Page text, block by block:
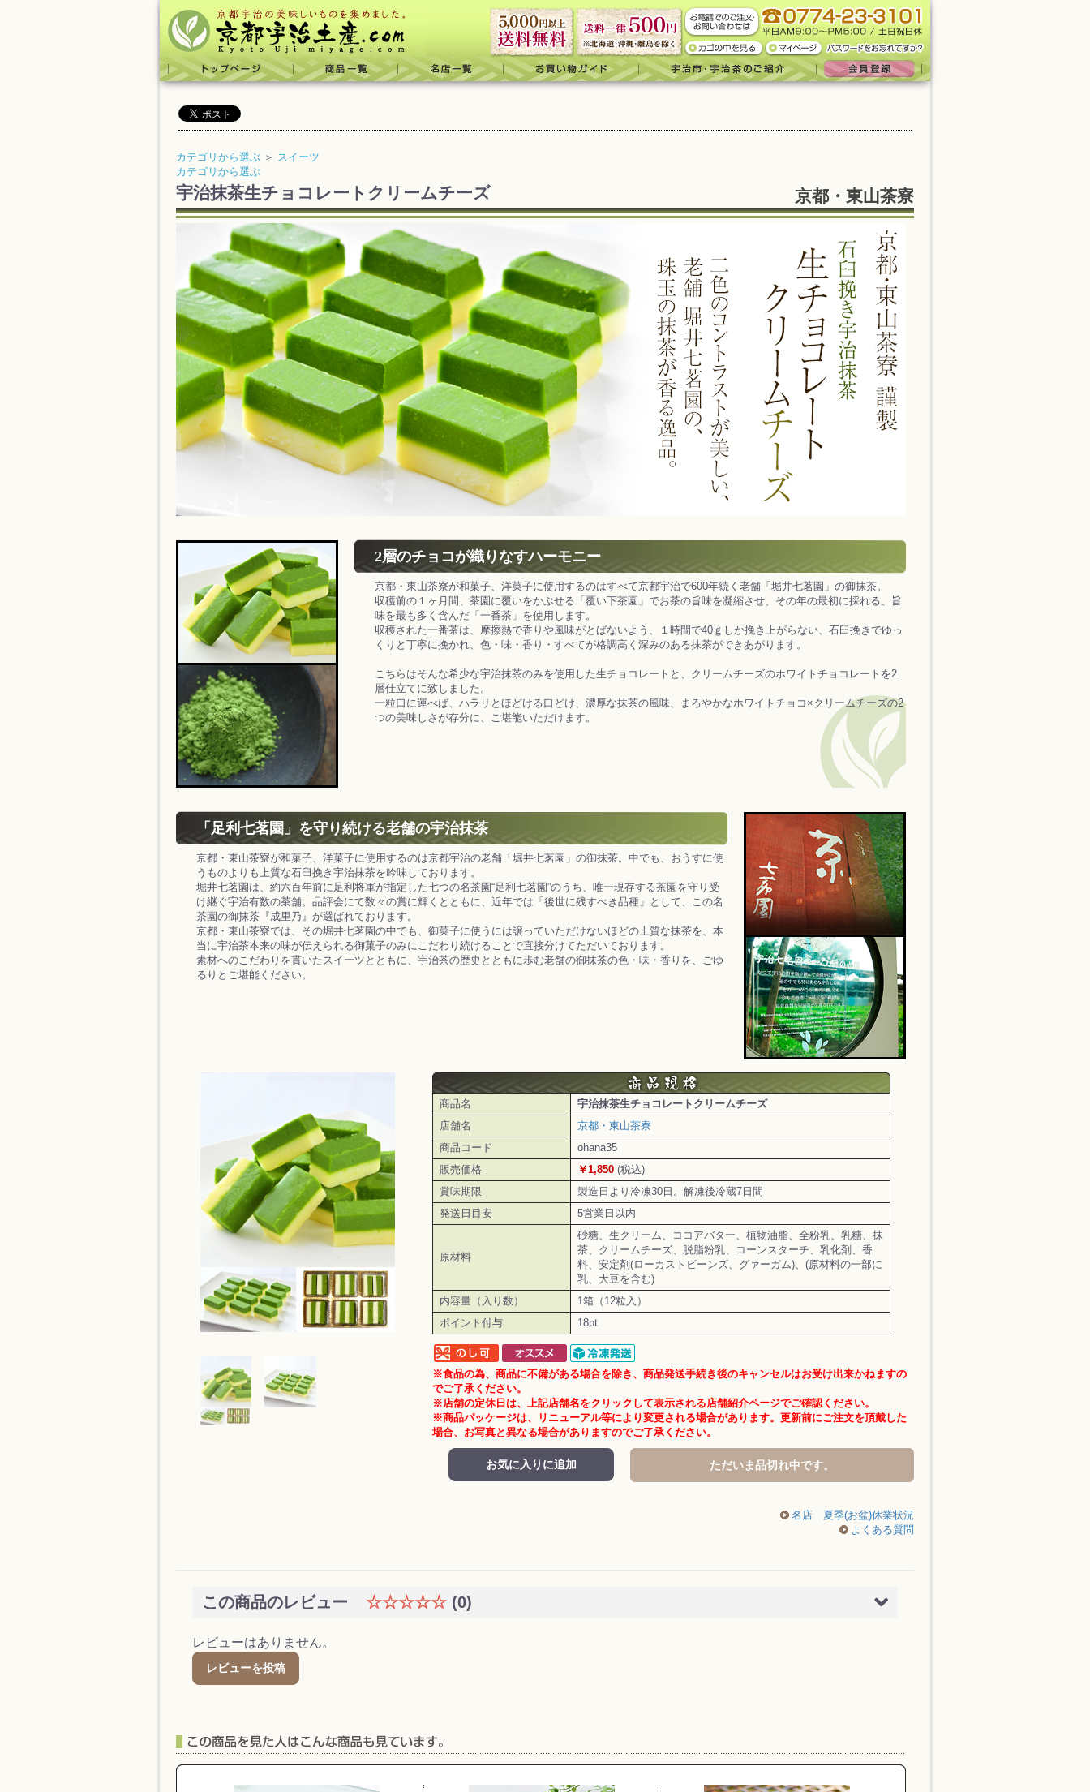
カテゴリから選ぶ ＞ スイーツ
カテゴリから選ぶ
宇治抹茶生チョコレートクリームチーズ 京都・東山茶寮
2層のチョコが織りなすハーモニー
京都・東山茶寮が和菓子、洋菓子に使用するのはすべて京都宇治で600年続く老舗「堀井七茗園」の御抹茶。
収穫前の１ヶ月間、茶園に覆いをかぶせる「覆い下茶園」でお茶の旨味を凝縮させ、その年の最初に採れる、旨
味を最も多く含んだ「一番茶」を使用します。
収穫された一番茶は、摩擦熱で香りや風味がとばないよう、１時間で40ｇしか挽き上がらない、石臼挽きでゆっ
くりと丁寧に挽かれ、色・味・香り・すべてが格調高く深みのある抹茶ができあがります。
こちらはそんな希少な宇治抹茶のみを使用した生チョコレートと、クリームチーズのホワイトチョコレートを2
層仕立てに致しました。
一粒口に運べば、ハラリとほどける口どけ、濃厚な抹茶の風味、まろやかなホワイトチョコ×クリームチーズの2
つの美味しさが存分に、ご堪能いただけます。
「足利七茗園」を守り続ける老舗の宇治抹茶
京都・東山茶寮が和菓子、洋菓子に使用するのは京都宇治の老舗「堀井七茗園」の御抹茶。中でも、おうすに使
うものよりも上質な石臼挽き宇治抹茶を吟味しております。
堀井七茗園は、約六百年前に足利将軍が指定した七つの名茶園“足利七茗園”のうち、唯一現存する茶園を守り受
け継ぐ宇治有数の茶舗。品評会にて数々の賞に輝くとともに、近年では「後世に残すべき品種」として、この名
茶園の御抹茶『成里乃』が選ばれております。
京都・東山茶寮では、その堀井七茗園の中でも、御菓子に使うには譲っていただけないほどの上質な抹茶を、本
当に宇治茶本来の味が伝えられる御菓子のみにこだわり続けることで直接分けてただいております。
素材へのこだわりを貫いたスイーツとともに、宇治茶の歴史とともに歩む老舗の御抹茶の色・味・香りを、ごゆ
るりとご堪能ください。
商品名
宇治抹茶生チョコレートクリームチーズ
店舗名
京都・東山茶寮
商品コード
ohana35
販売価格
￥1,850 (税込)
賞味期限
製造日より冷凍30日。解凍後冷蔵7日間
発送日目安
5営業日以内
原材料
砂糖、生クリーム、ココアバター、植物油脂、全粉乳、乳糖、抹
茶、クリームチーズ、脱脂粉乳、コーンスターチ、乳化剤、香
料、安定剤(ローカストビーンズ、グァーガム)、(原材料の一部に
乳、大豆を含む)
内容量（入り数）
1箱（12粒入）
ポイント付与
18pt
※食品の為、商品に不備がある場合を除き、商品発送手続き後のキャンセルはお受け出来かねますの
でご了承ください。
※店舗の定休日は、上記店舗名をクリックして表示される店舗紹介ページでご確認ください。
※商品パッケージは、リニューアル等により変更される場合があります。更新前にご注文を頂戴した
場合、お写真と異なる場合がありますのでご了承ください。
お気に入りに追加 ただいま品切れ中です。
名店 夏季(お盆)休業状況
よくある質問
この商品のレビュー ☆☆☆☆☆ (0)
レビューはありません。
レビューを投稿